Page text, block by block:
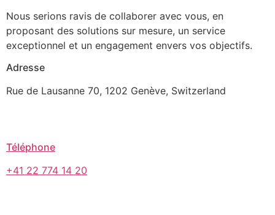
Nous serions ravis de collaborer avec vous, en
proposant des solutions sur mesure, un service
exceptionnel et un engagement envers vos objectifs.
Adresse
Rue de Lausanne 70, 1202 Genève, Switzerland
Téléphone
+41 22 774 14 20